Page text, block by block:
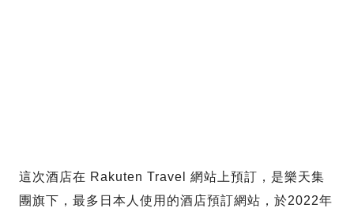
這次酒店在 Rakuten Travel 網站上預訂，是樂天集
團旗下，最多日本人使用的酒店預訂網站，於2022年